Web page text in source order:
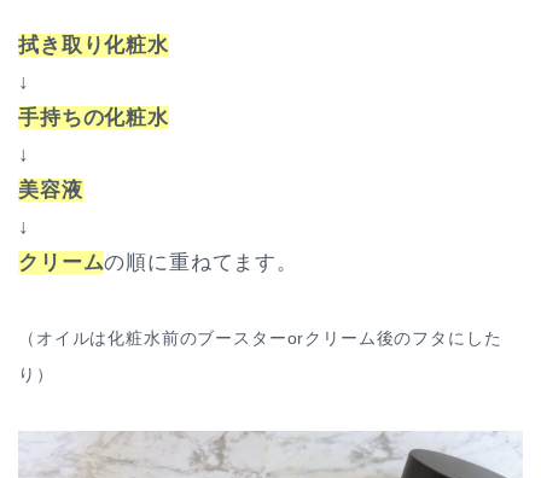
拭き取り化粧水
↓
手持ちの化粧水
↓
美容液
↓
クリームの順に重ねてます。
（オイルは化粧水前のブースターorクリーム後のフタにした
り）